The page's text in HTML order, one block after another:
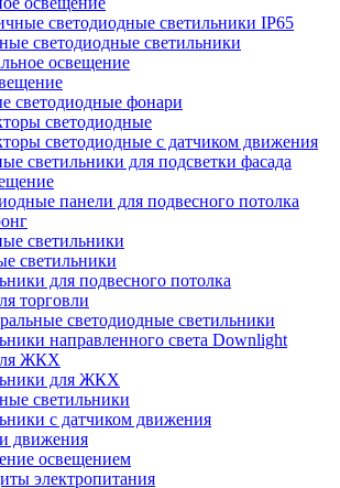
светодиодные светильники IP65
светодиодные светильники
освещение
светодиодные фонари
светодиодные
светодиодные с датчиком движения
светильники для подсветки фасада
панели для подвесного потолка
светильники
светильники
для подвесного потолка
торговли
светодиодные светильники
направленного света Downlight
ЖКХ
для ЖКХ
светильники
с датчиком движения
движения
освещением
электропитания